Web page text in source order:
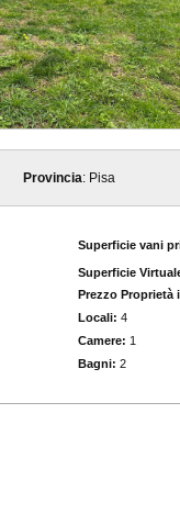
Provincia: Pisa
Superficie vani
Superficie
Prezzo Proprietà
Locali: 4
Camere: 1
Bagni: 2